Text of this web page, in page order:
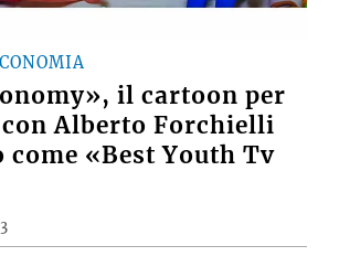
il cartoon per
Alberto Forchielli
come «Best Youth Tv